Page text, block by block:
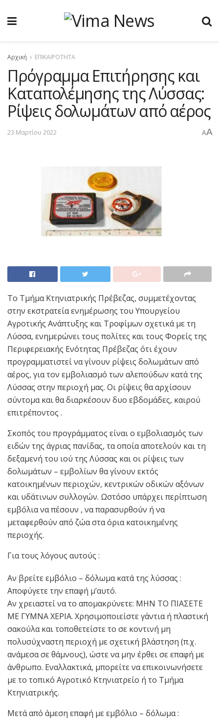
Αρχική ΕΠΙΚΑΙΡΟΤΗΤΑ
Πρόγραμμα Επιτήρησης και
Καταπολέμησης της Λύσσας:
Ρίψεις δολωμάτων από αέρος
23 Μαρτίου 2022 AA
Το Τμήμα Κτηνιατρικής Πρέβεζας, συμμετέχοντας
στην εκστρατεία ενημέρωσης του Υπουργείου
Αγροτικής Ανάπτυξης και Τροφίμων σχετικά με τη
Λύσσα, ενημερώνει τους πολίτες και τους Φορείς της
Περιφερειακής Ενότητας Πρέβεζας ότι έχουν
προγραμματιστεί να γίνουν ρίψεις δολωμάτων από
αέρος, για τον εμβολιασμό των αλεπούδων κατά της
Λύσσας στην περιοχή μας. Οι ρίψεις θα αρχίσουν
σύντομα και θα διαρκέσουν δυο εβδομάδες, καιρού
επιτρέποντος .
Σκοπός του προγράμματος είναι ο εμβολιασμός των
ειδών της άγριας πανίδας, τα οποία αποτελούν και τη
δεξαμενή του ιού της Λύσσας και οι ρίψεις των
δολωμάτων – εμβολίων θα γίνουν εκτός
κατοικημένων περιοχών, κεντρικών οδικών αξόνων
και υδάτινων συλλογών. Ωστόσο υπάρχει περίπτωση
εμβόλια να πέσουν , να παρασυρθούν ή να
μεταφερθούν από ζώα στα όρια κατοικημένης
περιοχής.
Για τους λόγους αυτούς :
Αν βρείτε εμβόλιο – δόλωμα κατά της λύσσας :
Αποφύγετε την επαφή μ’αυτό.
Αν χρειαστεί να το απομακρύνετε: ΜΗΝ ΤΟ ΠΙΑΣΕΤΕ
ΜΕ ΓΥΜΝΑ ΧΕΡΙΑ. Χρησιμοποιείστε γάντια ή πλαστική
σακούλα και τοποθετείστε το σε κοντινή μη
πολυσύχναστη περιοχή με σχετική βλάστηση (π.χ.
ανάμεσα σε θάμνους), ώστε να μην έρθει σε επαφή με
άνθρωπο. Εναλλακτικά, μπορείτε να επικοινωνήσετε
με το τοπικό Αγροτικό Κτηνιατρείο ή το Τμήμα
Κτηνιατρικής.
Μετά από άμεση επαφή με εμβόλιο – δόλωμα :